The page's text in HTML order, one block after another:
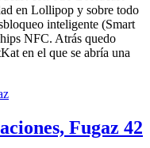
en Lollipop y sobre todo
inteligente (Smart
NFC. Atrás quedo
en el que se abría una
Fugaz 42